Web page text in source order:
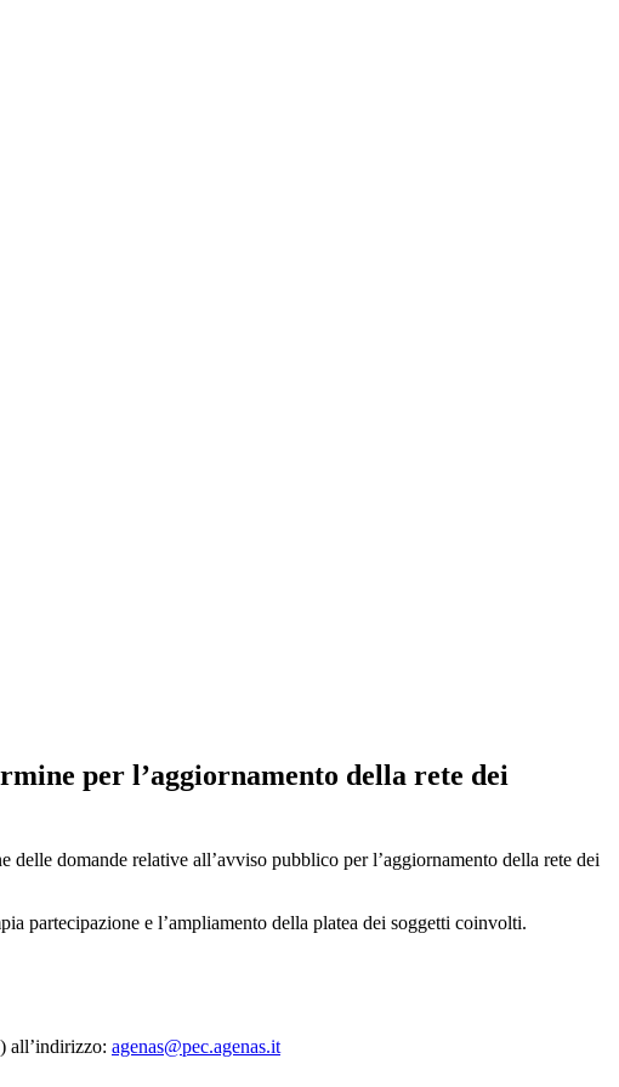
per l’aggiornamento della rete dei
domande relative all’avviso pubblico per l’aggiornamento della rete dei
partecipazione e l’ampliamento della platea dei soggetti coinvolti.
all’indirizzo: agenas@pec.agenas.it